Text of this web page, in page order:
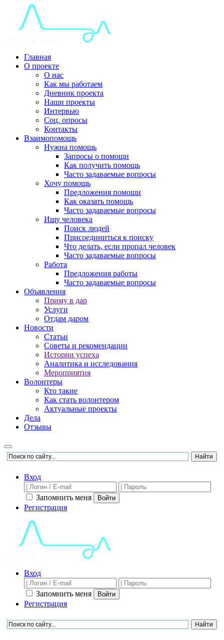
Главная
О проекте
О нас
Как мы работаем
Дневник проекта
Наши проекты
Интервью
Соц. опросы
Контакты
Взаимопомощь
Нужна помощь
Запросы о помощи
Как получить помощь
Часто задаваемые вопросы
Хочу помощь
Предложения помощи
Как оказать помощь
Часто задаваемые вопросы
Ищу человека
Поиск людей
Присоединиться к поиску
Что делать, если пропал человек
Часто задаваемые вопросы
Работа
Предложения работы
Часто задаваемые вопросы
Объявления
Приму в дар
Услуги
Отдам даром
Новости
Статьи
Советы и рекомендации
Истории успеха
Аналитика и исследования
Мероприятия
Волонтеры
Кто такие
Как стать волонтером
Актуальные проекты
Дела
Отзывы
Вход
Запомнить меня Войти
Регистрация
Вход
Запомнить меня Войти
Регистрация